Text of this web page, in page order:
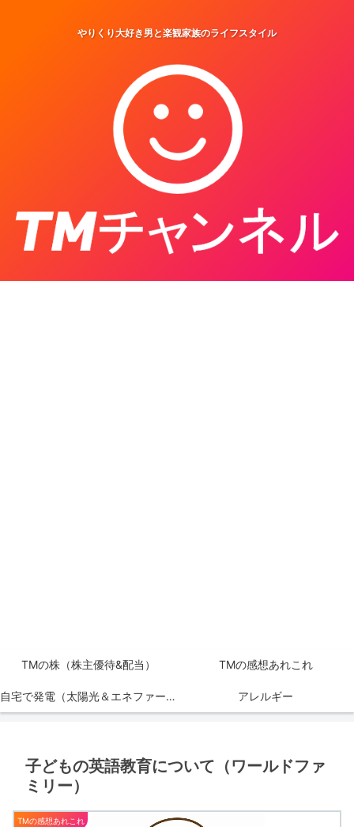
やりくり大好き男と楽観家族のライフスタイル
TMの株（株主優待&配当） TMの感想あれこれ
自宅で発電（太陽光＆エネファーム） アレルギー
子どもの英語教育について（ワールドファ
ミリー）
TMの感想あれこれ